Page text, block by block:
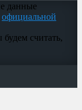
данные
официальной
считать,